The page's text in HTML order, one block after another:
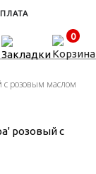
0
с розовым маслом